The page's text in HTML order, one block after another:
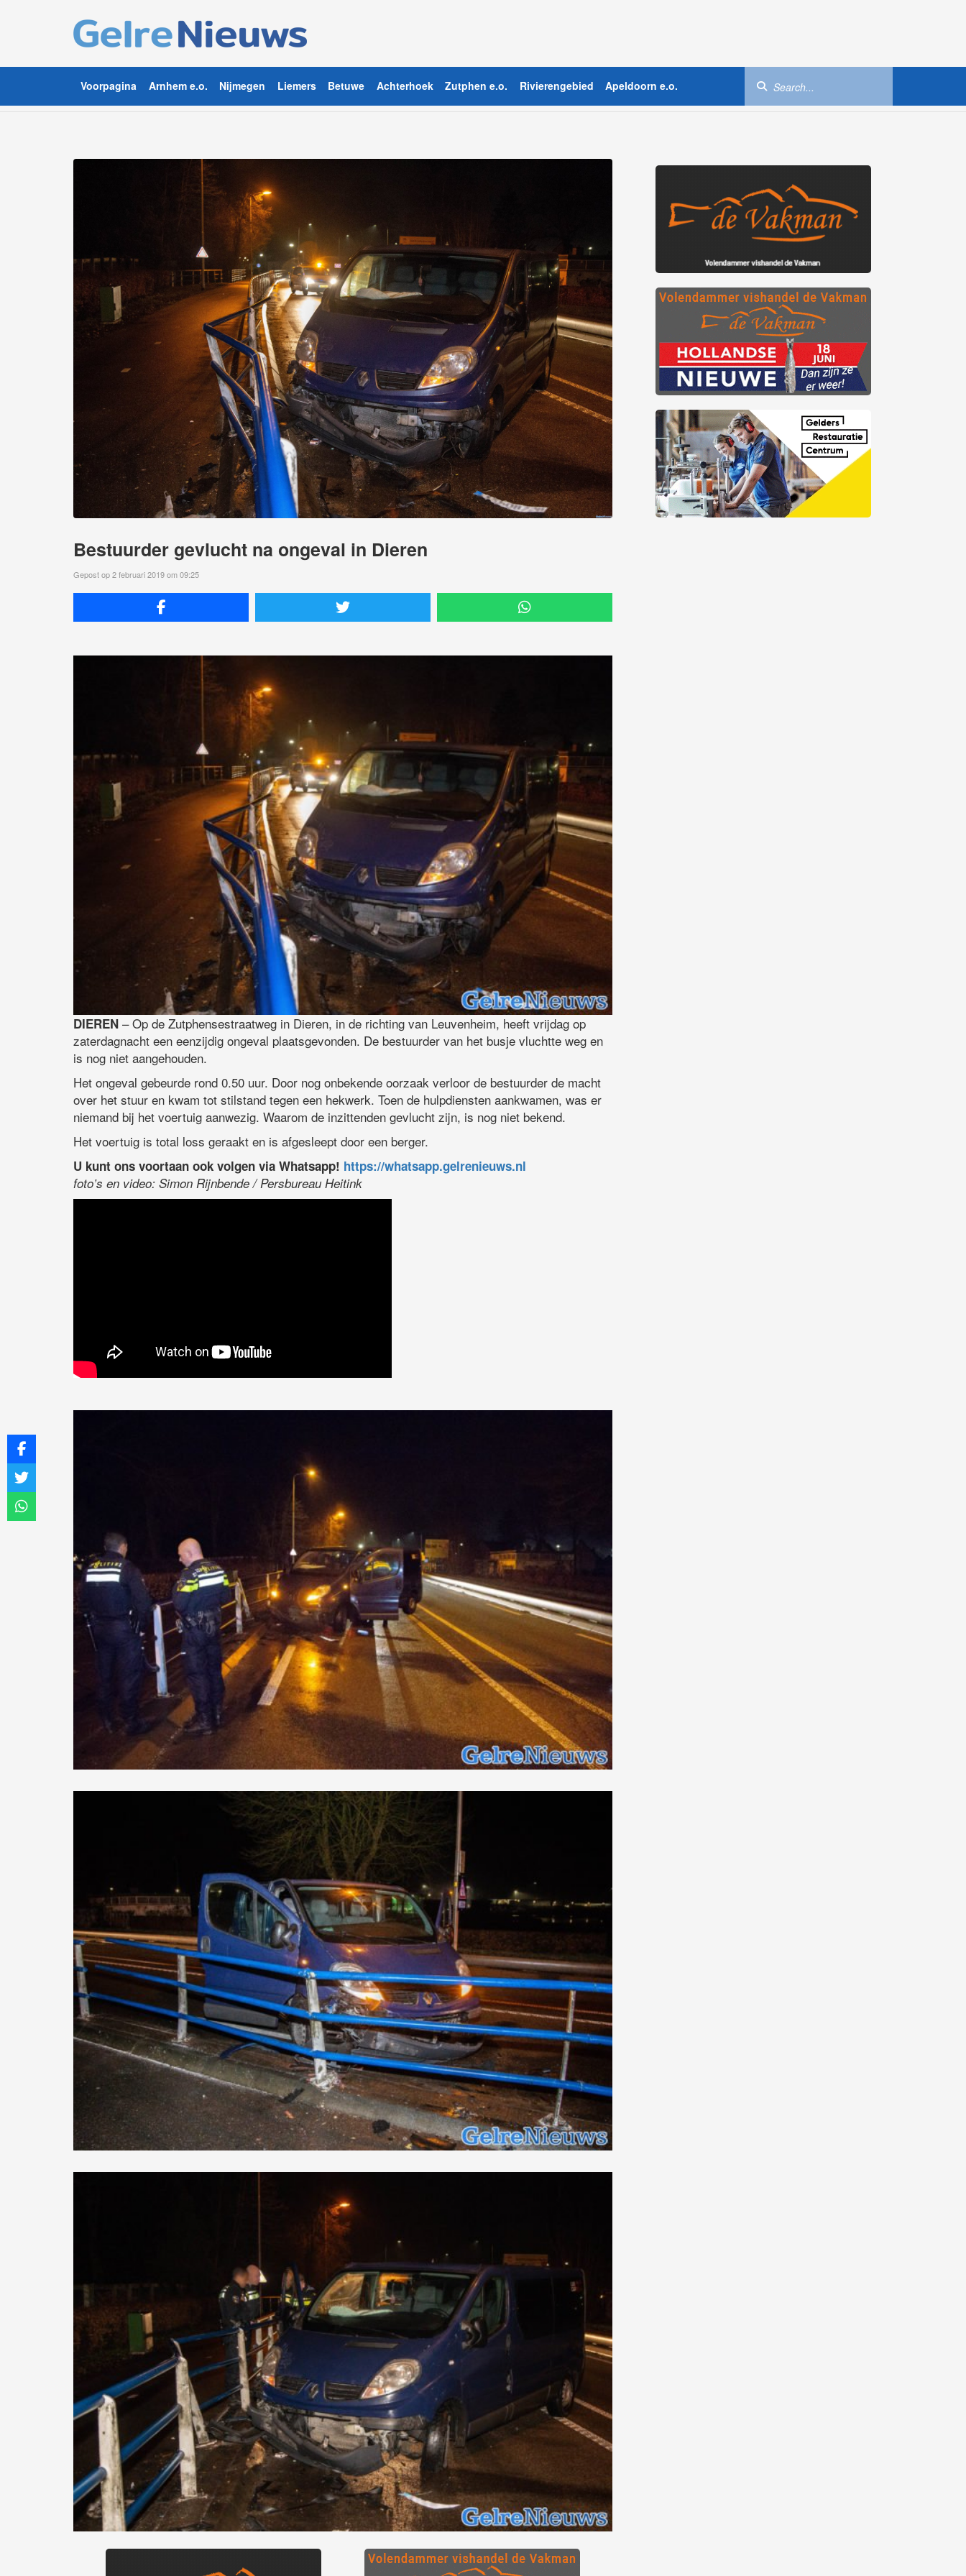
Voorpagina Arnhem e.o. Nijmegen Liemers Betuwe Achterhoek Zutphen e.o. Rivierengebied Apeldoorn e.o.
Bestuurder gevlucht na ongeval in Dieren
Gepost op 2 februari 2019 om 09:25
DIEREN – Op de Zutphensestraatweg in Dieren, in de richting van Leuvenheim, heeft vrijdag op
zaterdagnacht een eenzijdig ongeval plaatsgevonden. De bestuurder van het busje vluchtte weg en
is nog niet aangehouden.
Het ongeval gebeurde rond 0.50 uur. Door nog onbekende oorzaak verloor de bestuurder de macht
over het stuur en kwam tot stilstand tegen een hekwerk. Toen de hulpdiensten aankwamen, was er
niemand bij het voertuig aanwezig. Waarom de inzittenden gevlucht zijn, is nog niet bekend.
Het voertuig is total loss geraakt en is afgesleept door een berger.
U kunt ons voortaan ook volgen via Whatsapp! https://whatsapp.gelrenieuws.nl
foto’s en video: Simon Rijnbende / Persbureau Heitink